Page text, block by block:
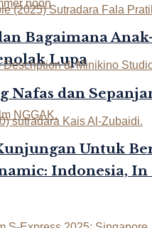
Lupa
Indonesia, In
Bagaimana
Nafas dan
Untuk